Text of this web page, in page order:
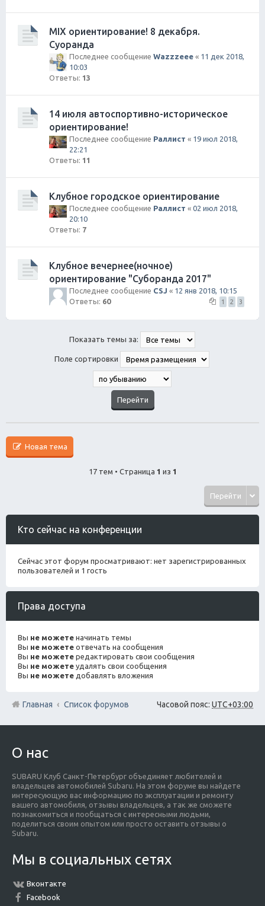
MIX ориентирование! 8 декабря.
Суоранда
Последнее сообщение Wazzzeee « 11 дек 2018,
10:03
Ответы: 13
14 июля автоспортивно-историческое
ориентирование!
Последнее сообщение Раллист « 19 июл 2018,
22:21
Ответы: 11
Клубное городское ориентирование
Последнее сообщение Раллист « 02 июл 2018,
20:10
Ответы: 7
Клубное вечернее(ночное)
ориентирование "Суборанда 2017"
Последнее сообщение CSJ « 12 янв 2018, 10:15
Ответы: 60 1 2 3
Показать темы за:
Поле сортировки
Новая тема
17 тем • Страница 1 из 1
Перейти
Кто сейчас на конференции
Сейчас этот форум просматривают: нет зарегистрированных
пользователей и 1 гость
Права доступа
Вы не можете начинать темы
Вы не можете отвечать на сообщения
Вы не можете редактировать свои сообщения
Вы не можете удалять свои сообщения
Вы не можете добавлять вложения
Часовой пояс: UTC+03:00
Главная Список форумов
О нас
SUBARU Клуб Санкт-Петербург объединяет любителей и
владельцев автомобилей Subaru. На этом форуме вы найдете
интересующую вас информацию по эксплуатации и ремонту
вашего автомобиля, отзывы владельцев, а так же сможете
познакомиться и пообщаться с интересными людьми,
поделиться своим опытом или просто оставить отзывы о
Subaru.
Мы в социальных сетях
Вконтакте
Facebook